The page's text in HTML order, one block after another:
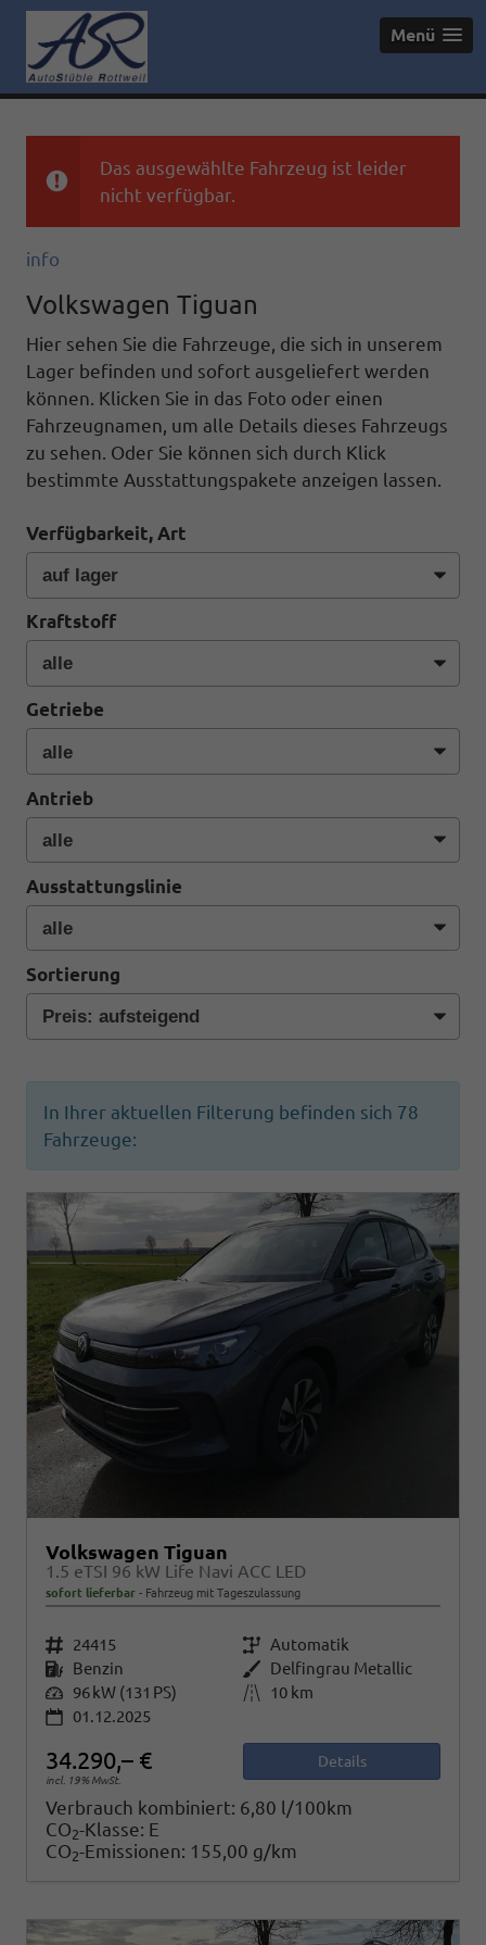
Menü
Das ausgewählte Fahrzeug ist leider
nicht verfügbar.
info
Volkswagen Tiguan
Hier sehen Sie die Fahrzeuge, die sich in unserem
Lager befinden und sofort ausgeliefert werden
können. Klicken Sie in das Foto oder einen
Fahrzeugnamen, um alle Details dieses Fahrzeugs
zu sehen. Oder Sie können sich durch Klick
bestimmte Ausstattungspakete anzeigen lassen.
Verfügbarkeit, Art
Kraftstoff
Getriebe
Antrieb
Ausstattungslinie
Sortierung
In Ihrer aktuellen Filterung befinden sich 78
Fahrzeuge:
Volkswagen Tiguan
1.5 eTSI 96 kW Life Navi ACC LED
sofort lieferbar Fahrzeug mit Tageszulassung
Fahrzeugnr. 24415 Getriebe Automatik
Kraftstoff Benzin Außenfarbe Delfingrau Metallic
Leistung 96 kW (131 PS) Kilometerstand
10 km
01.12.2025
34.290,– €
incl. 19% MwSt.
Details
Verbrauch kombiniert: 6,80 l/100km
CO2-Klasse: E
CO2-Emissionen: 155,00 g/km